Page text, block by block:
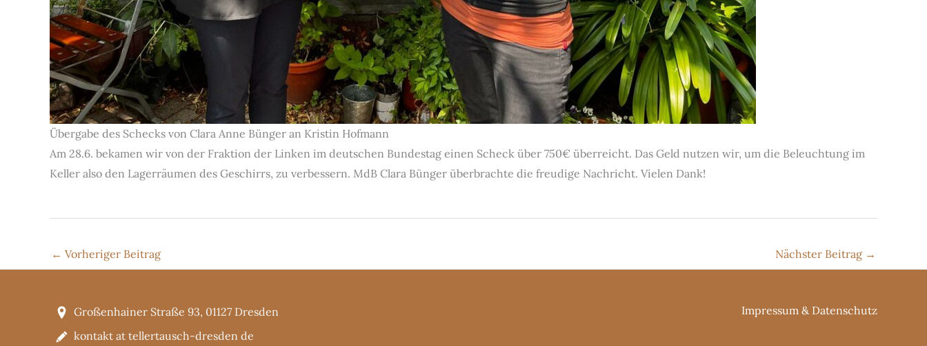
Übergabe des Schecks von Clara Anne Bünger an Kristin Hofmann
Am 28.6. bekamen wir von der Fraktion der Linken im deutschen Bundestag einen Scheck über 750€ überreicht. Das Geld nutzen wir, um die Beleuchtung im
Keller also den Lagerräumen des Geschirrs, zu verbessern. MdB Clara Bünger überbrachte die freudige Nachricht. Vielen Dank!
← Vorheriger Beitrag Nächster Beitrag →
Großenhainer Straße 93, 01127 Dresden
kontakt at tellertausch-dresden de
Impressum & Datenschutz